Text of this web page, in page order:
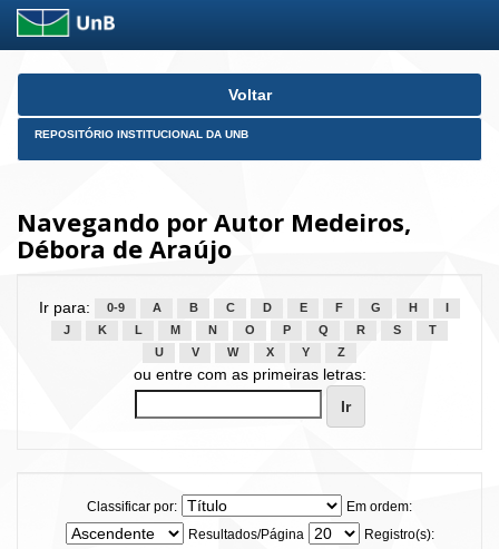
Skip
Voltar
REPOSITÓRIO INSTITUCIONAL DA UNB
Navegando por Autor Medeiros,
Débora de Araújo
Ir para: 0-9 A B C D E F G H
J
K L M N O P Q R S
T
U
V W X Y Z
ou entre com as primeiras letras:
Classificar por:
Em ordem:
Resultados/Página
Registro(s):